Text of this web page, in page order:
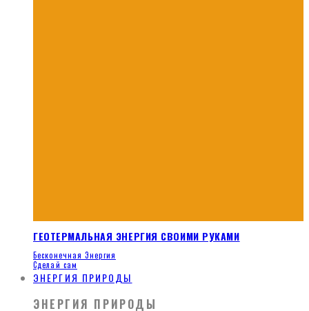
ГЕОТЕРМАЛЬНАЯ ЭНЕРГИЯ СВОИМИ РУКАМИ
Бесконечная Энергия
Сделай сам
ЭНЕРГИЯ ПРИРОДЫ
ЭНЕРГИЯ ПРИРОДЫ